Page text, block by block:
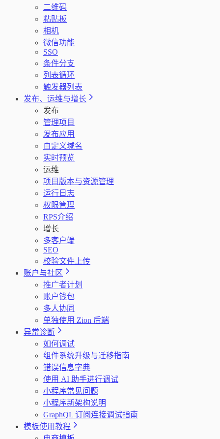
二维码
粘贴板
相机
微信功能
SSO
条件分支
列表循环
触发器列表
发布、运维与增长
发布
管理项目
发布应用
自定义域名
实时预览
运维
项目版本与资源管理
运行日志
权限管理
RPS介绍
增长
多客户端
SEO
校验文件上传
账户与社区
推广者计划
账户钱包
多人协同
单独使用 Zion 后端
异常诊断
如何调试
组件系统升级与迁移指南
错误信息字典
使用 AI 助手进行调试
小程序常见问题
小程序新架构说明
GraphQL 订阅连接调试指南
模板使用教程